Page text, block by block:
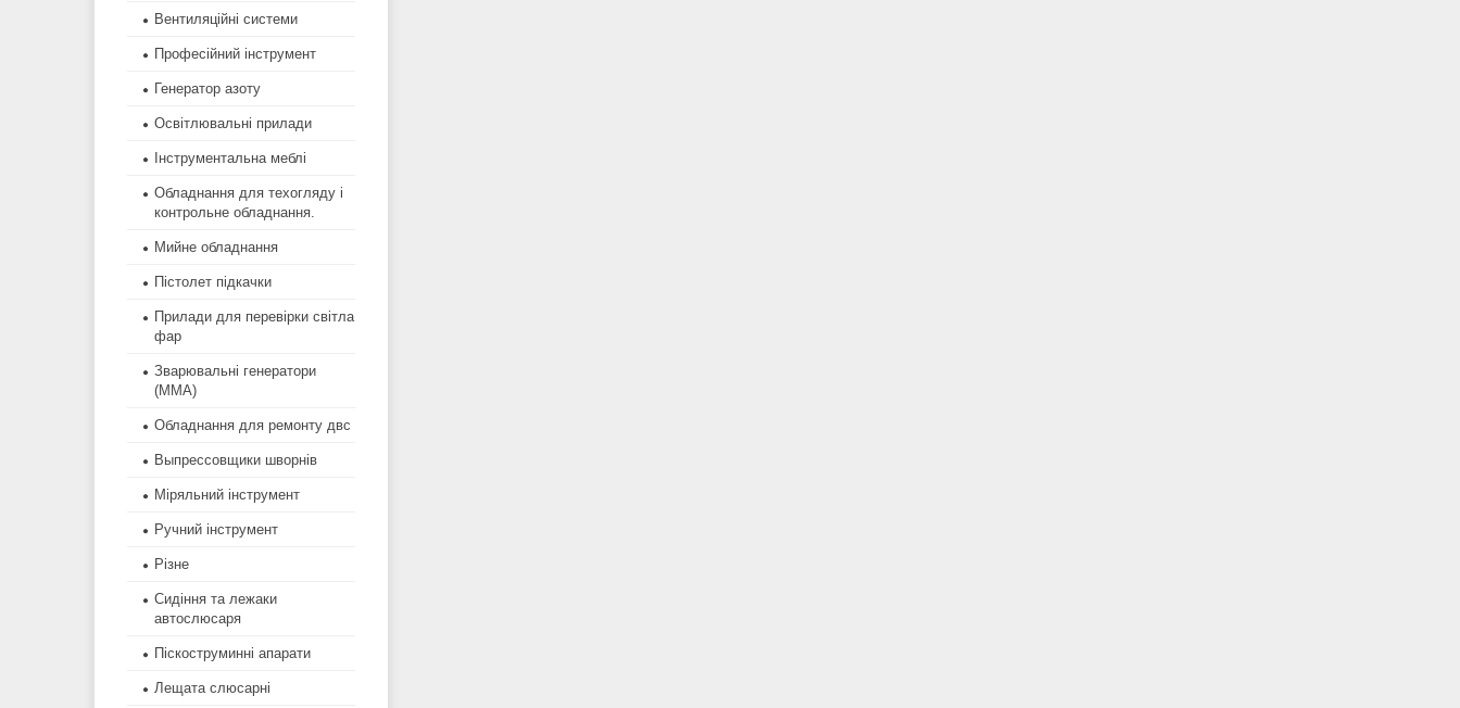
Вентиляційні системи
Професійний інструмент
Генератор азоту
Освітлювальні прилади
Інструментальна меблі
Обладнання для техогляду і
контрольне обладнання.
Мийне обладнання
Пістолет підкачки
Прилади для перевірки світла
фар
Зварювальні генератори
(MMA)
Обладнання для ремонту двс
Выпрессовщики шворнів
Міряльний інструмент
Ручний інструмент
Різне
Сидіння та лежаки
автослюсаря
Піскоструминні апарати
Лещата слюсарні